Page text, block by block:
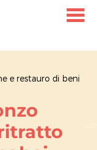
e restauro di beni